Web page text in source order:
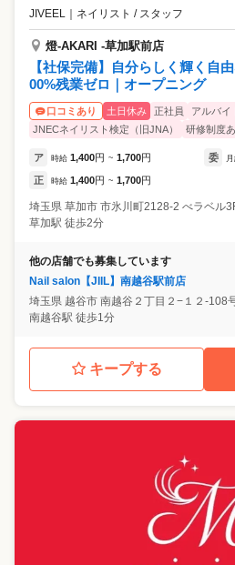
JIVEEL ネイリスト / スタッフ
燈-AKARI -草加駅前店
【社保完備】自分らしく輝く自
00%残業ゼロ｜オープニング
口コミあり 土日休み 正社員 アルバイ
JNECネイリスト検定（旧JNA）
研修制度
ア 時給 1,400円 ~ 1,700円 委
正 時給 1,400円 ~ 1,700円
埼玉県 草加市 市氷川町2128-2 べラベル
草加駅 徒歩2分
他の店舗でも募集しています
Nail salon【JIIL】南越谷駅前店
埼玉県 越谷市 南越谷２丁目２−１２-108
南越谷駅 徒歩1分
キープする